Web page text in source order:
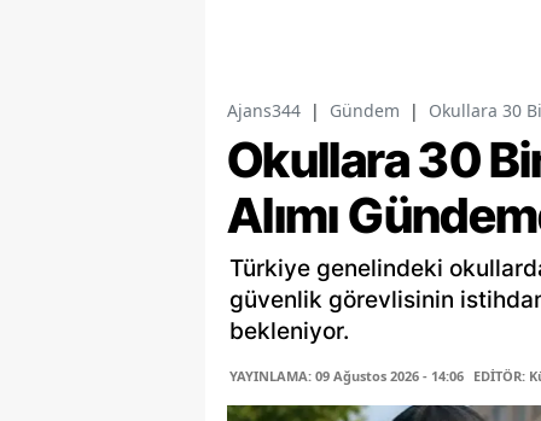
Ajans344 | Gündem | Okullara 30
Okullara 30
Alımı
Türkiye genelindeki
güvenlik görevlisinin
bekleniyor.
YAYINLAMA: 09 Ağustos 2026 - 14:06 EDİTÖR: